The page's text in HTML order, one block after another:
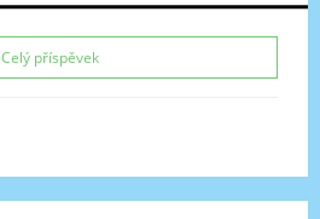
Celý příspěvek